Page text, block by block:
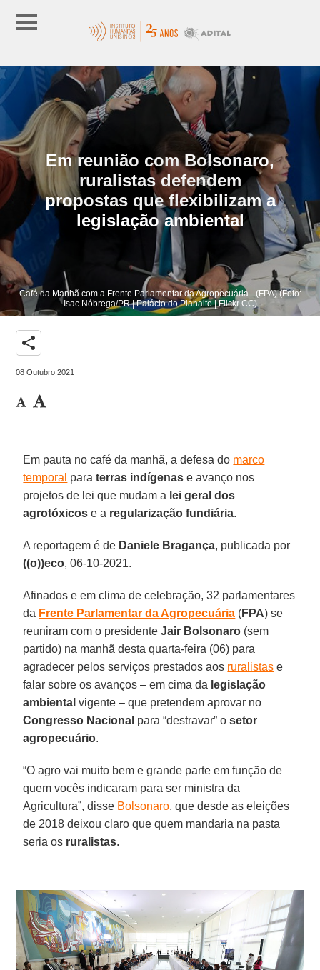
Em reunião com Bolsonaro,
ruralistas defendem
propostas que flexibilizam a
legislação ambiental
Café da Manhã com a Frente Parlamentar da Agropecuária - (FPA) (Foto:
Isac Nóbrega/PR | Palácio do Planalto | Flickr CC)
share
08 Outubro 2021
Em pauta no café da manhã, a defesa do marco
temporal paraterras indígenas e avanço nos
projetos de lei que mudam a lei geral dos
agrotóxicos e a regularização fundiária.
A reportagem é de Daniele Bragança, publicada por
((o))eco, 06-10-2021.
Afinados e em clima de celebração, 32 parlamentares
da Frente Parlamentar da Agropecuária (FPA) se
reuniram com o presidenteJair Bolsonaro (sem
partido) na manhã desta quarta-feira (06) para
agradecer pelos serviços prestados aos ruralistas e
falar sobre os avanços – em cima da legislação
ambiental vigente – que pretendem aprovar no
Congresso Nacional para “destravar” osetor
agropecuário.
“O agro vai muito bem e grande parte em função de
quem vocês indicaram para ser ministra da
Agricultura”, disse Bolsonaro, que desde as eleições
de 2018 deixou claro que quem mandaria na pasta
seria os ruralistas.